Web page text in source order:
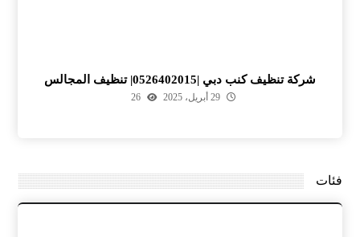
شركة تنظيف كنب دبي |0526402015| تنظيف المجالس
29 أبريل، 2025 26
فئات